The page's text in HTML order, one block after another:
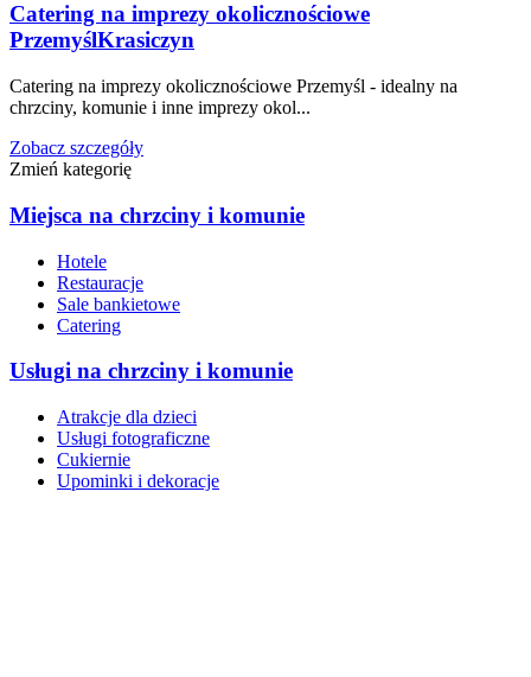
Catering na imprezy okolicznościowe
PrzemyślKrasiczyn
Catering na imprezy okolicznościowe Przemyśl - idealny na
chrzciny, komunie i inne imprezy okol...
Zobacz szczegóły
Zmień kategorię
Miejsca na chrzciny i komunie
Hotele
Restauracje
Sale bankietowe
Catering
Usługi na chrzciny i komunie
Atrakcje dla dzieci
Usługi fotograficzne
Cukiernie
Upominki i dekoracje